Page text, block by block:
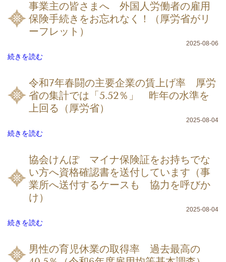
事業主の皆さまへ 外国人労働者の雇用
保険手続きをお忘れなく！（厚労省がリ
ーフレット）
2025-08-06
続きを読む
令和7年春闘の主要企業の賃上げ率 厚労
省の集計では「5.52％」 昨年の水準を
上回る（厚労省）
2025-08-04
続きを読む
協会けんぽ マイナ保険証をお持ちでな
い方へ資格確認書を送付しています（事
業所へ送付するケースも 協力を呼びか
け）
2025-08-04
続きを読む
男性の育児休業の取得率 過去最高の